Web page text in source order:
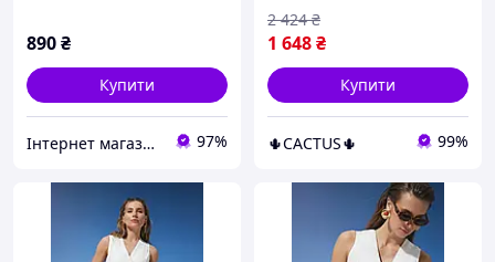
890₴
Купити
Інтернет магазин Zheneva 97%
1 648₴
2 424 ₴
Купити
🌵CACTUS🌵 99%